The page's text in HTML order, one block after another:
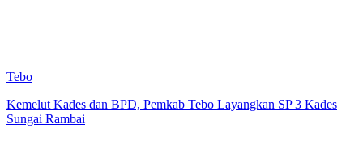
Tebo
Kemelut Kades dan BPD, Pemkab Tebo Layangkan SP 3 Kades
Sungai Rambai